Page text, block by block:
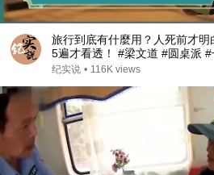
旅行到底有什麼用？人死前才
5遍
纪实说 • 116K views